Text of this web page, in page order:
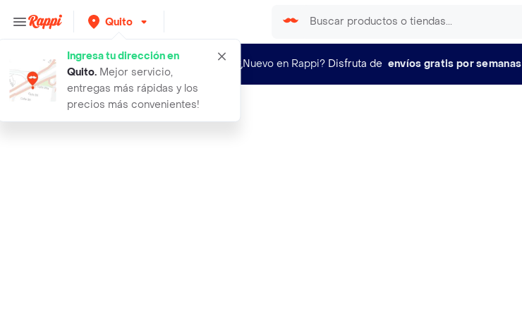
Quito
Ingresa tu dirección en
Quito. Mejor servicio,
entregas más rápidas y los
precios más convenientes!
¿Nuevo en Rappi? Disfruta de envíos gratis por semanas
cepa champinones laminados